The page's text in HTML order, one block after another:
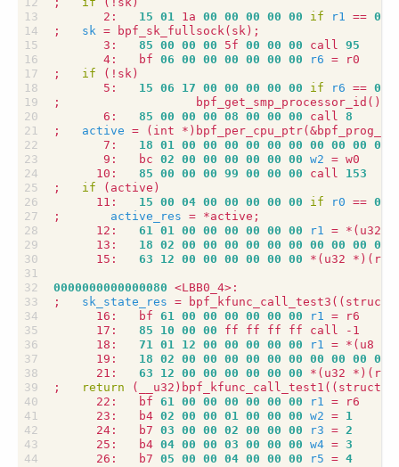
       2:
15 01 1a 00 00 00 00 00 if r1 == 0
;
sk = bpf_sk_fullsock ( sk ) ;
       3:
85 00 00 00 5f 00 00 00 call 95
       4:   bf
06 00 00 00 00 00 00 r6 =
;
if ( !sk )
       5:
15 06 17 00 00 00 00 00 if r6 == 0
;
                   bpf_get_smp_processor_id
())
       6:
85 00 00 00 08 00 00 00 call 8
;
active = ( int * ) bpf_per_cpu_ptr(&
       7:
18 01 00 00 00 00 00 00 00 00 00 00
       9:   bc
02 00 00 00 00 00 00 w2 =
      10:
85 00 00 00 99 00 00 00 call 153
;
if ( active )
      11:
15 00 04 00 00 00 00 00 if r0 == 0
;
active_res = *active ;
      12:
61 01 00 00 00 00 00 00 r1 = * ( u32 *
      13:
18 02 00 00 00 00 00 00 00 00 00 00
      15:
63 12 00 00 00 00 00 00 * ( u32 * )( r2
0000000000000080
;
sk_state_res = bpf_kfunc_call_test3 (( struct
      16:   bf
61 00 00 00 00 00 00 r1 =
      17:
85 10 00 00
      18:
71 01 12 00 00 00 00 00 r1 = * ( u8 *
      19:
18 02 00 00 00 00 00 00 00 00 00 00
      21:
63 12 00 00 00 00 00 00 * ( u32 * )( r2
;
return ( __u32 ) bpf_kfunc_call_test1 (( struct
      22:   bf
61 00 00 00 00 00 00 r1 =
      23:   b4
02 00 00 01 00 00 00 w2 = 1
      24:   b7
03 00 00 02 00 00 00 r3 = 2
      25:   b4
04 00 00 03 00 00 00 w4 = 3
      26:   b7
05 00 00 04 00 00 00 r5 = 4